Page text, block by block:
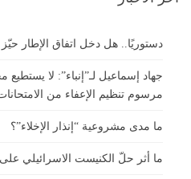
دستوريًا.. هل دخل اتفاق الإطار حيّز
جهاد إسماعيل لـ”إنباء”: لا
مرسوم تنظيم الإعفاء من
ما مدى مشروعية “إنذار الإخلاء”؟
ما أثر حلّ الكنيست الاسرائيلي على